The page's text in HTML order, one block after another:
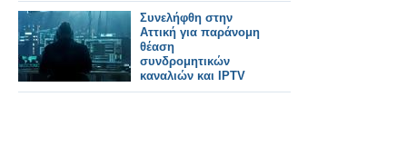
Συνελήφθη στην
Αττική για παράνομη
θέαση
συνδρομητικών
καναλιών και IPTV